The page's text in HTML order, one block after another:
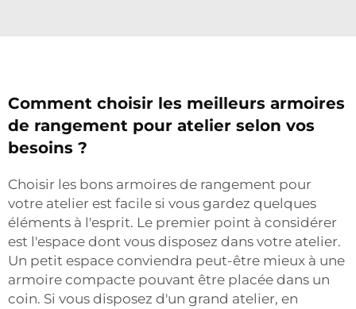
Comment choisir les meilleurs armoires
de rangement pour atelier selon vos
besoins ?
Choisir les bons armoires de rangement pour
votre atelier est facile si vous gardez quelques
éléments à l'esprit. Le premier point à considérer
est l'espace dont vous disposez dans votre atelier.
Un petit espace conviendra peut-être mieux à une
armoire compacte pouvant être placée dans un
coin. Si vous disposez d'un grand atelier, en